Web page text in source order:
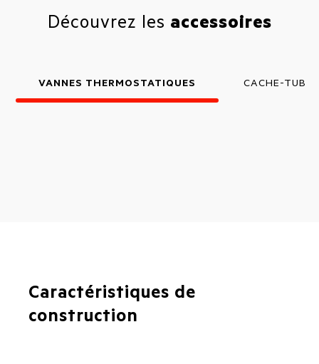
Découvrez les accessoires
VANNES THERMOSTATIQUES CACHE-TUBES
Caractéristiques de
construction